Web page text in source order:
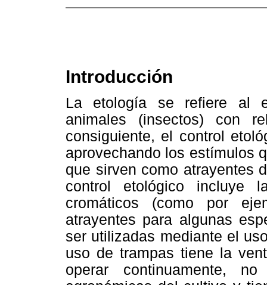
Introducción
La etología se refiere al
animales (insectos) con
consiguiente, el control
aprovechando los estímulos
que sirven como atrayentes
control etológico incluye
cromáticos (como por
atrayentes para algunas
ser utilizadas mediante el
uso de trampas tiene la
operar continuamente,